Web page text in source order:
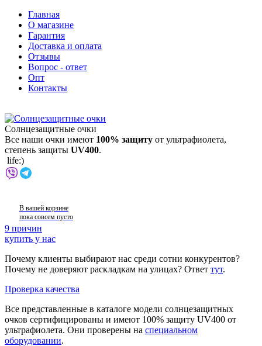
Главная
О магазине
Гарантия
Доставка и оплата
Отзывы
Вопрос - ответ
Опт
Контакты
Солнцезащитные очки
Все наши очки имеют 100% защиту от ультрафиолета,
степень защиты UV400.
life:)
В вашей корзине
пока совсем пусто
9 причин
купить у нас
Почему клиенты выбирают нас среди сотни конкурентов?
Почему не доверяют раскладкам на улицах? Ответ тут.
Проверка качества
Все представленные в каталоге модели солнцезащитных
очков сертифицированы и имеют 100% защиту UV400 от
ультрафиолета. Они проверены на специальном
оборудовании.